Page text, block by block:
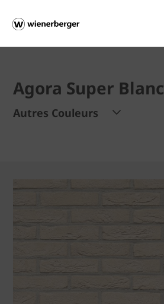
Agora Super Blanc
Autres Couleurs